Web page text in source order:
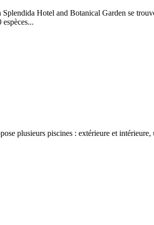
Hotel and Botanical Garden se
plusieurs piscines : extérieure et